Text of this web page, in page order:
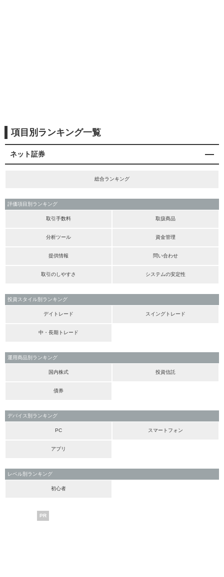
項目別ランキング一覧
ネット証券
総合ランキング
評価項目別ランキング
取引手数料 取扱商品
分析ツール 資金管理
提供情報 問い合わせ
取引のしやすさ システムの安定性
投資スタイル別ランキング
デイトレード スイングトレード
中・長期トレード
運用商品別ランキング
国内株式 投資信託
債券
デバイス別ランキング
PC スマートフォン
アプリ
レベル別ランキング
初心者
PR